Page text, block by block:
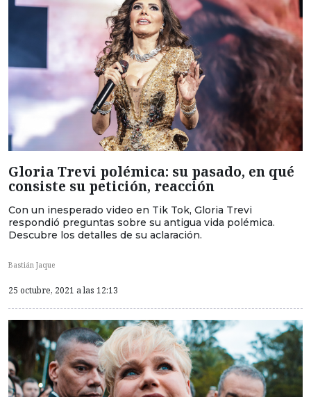
Gloria Trevi polémica: su pasado, en qué
consiste su petición, reacción
Con un inesperado video en Tik Tok, Gloria Trevi
respondió preguntas sobre su antigua vida polémica.
Descubre los detalles de su aclaración.
Bastián Jaque
25 octubre, 2021 a las 12:13